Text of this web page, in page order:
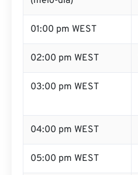
01:00 pm WEST
02:00 pm WEST
03:00 pm WEST
04:00 pm WEST
05:00 pm WEST